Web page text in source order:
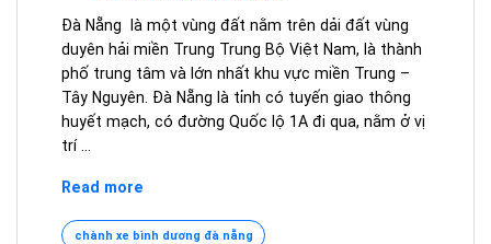
Đà Nẵng là một vùng đất nằm trên dải đất vùng
duyên hải miền Trung Trung Bộ Việt Nam, là thành
phố trung tâm và lớn nhất khu vực miền Trung –
Tây Nguyên. Đà Nẵng là tỉnh có tuyến giao thông
huyết mạch, có đường Quốc lộ 1A đi qua, nằm ở vị
trí …
Read more
TỪ
chành xe bình dương đà nẵng